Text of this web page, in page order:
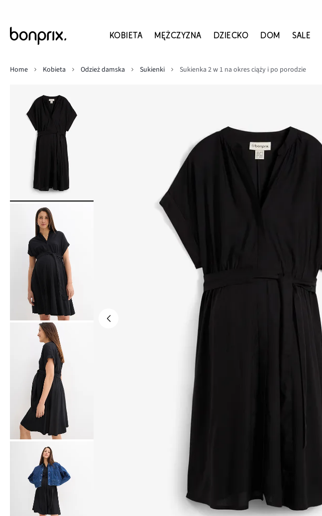
KOBIETA MĘŻCZYZNA DZIECKO DOM SALE
Home
Kobieta Odzież damska Sukienki Sukienka 2 w 1 na okres ciąży i po porodzie